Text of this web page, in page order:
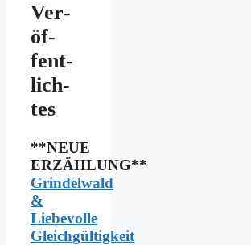
Ver­
öf­
fent­
lich­
tes
**NEUE
ERZÄHLUNG**
Grindelwald
&
Liebevolle
Gleichgültigkeit